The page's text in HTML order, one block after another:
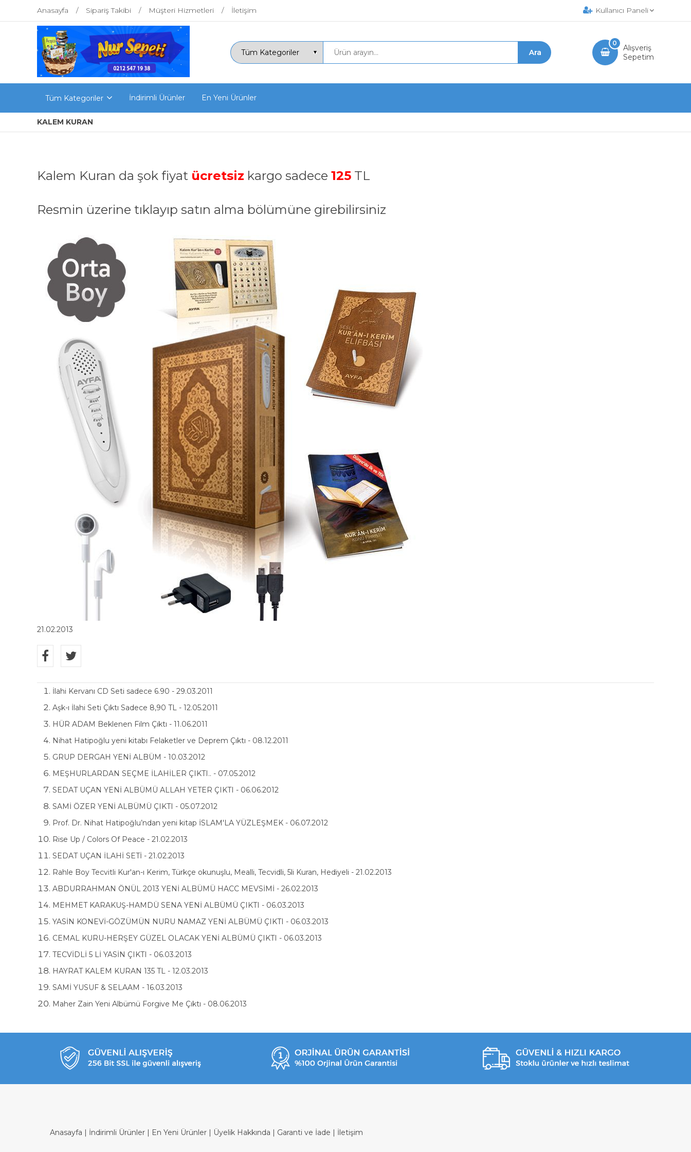
Anasayfa Sipariş Takibi Müşteri Hizmetleri İletişim Kullanıcı Paneli
Alışveriş
Sepetim
0
Tüm Kategoriler İndirimli Ürünler En Yeni Ürünler
KALEM KURAN
Kalem Kuran da şok fiyat ücretsiz kargo sadece 125 TL
Resmin üzerine tıklayıp satın alma bölümüne girebilirsiniz
21.02.2013
İlahi Kervanı CD Seti sadece 6.90 - 29.03.2011
Aşk-ı İlahi Seti Çıktı Sadece 8,90 TL - 12.05.2011
HÜR ADAM Beklenen Film Çıktı - 11.06.2011
Nihat Hatipoğlu yeni kitabı Felaketler ve Deprem Çıktı - 08.12.2011
GRUP DERGAH YENİ ALBÜM - 10.03.2012
MEŞHURLARDAN SEÇME İLAHİLER ÇIKTI.. - 07.05.2012
SEDAT UÇAN YENİ ALBÜMÜ ALLAH YETER ÇIKTI - 06.06.2012
SAMİ ÖZER YENİ ALBÜMÜ ÇIKTI - 05.07.2012
Prof. Dr. Nihat Hatipoğlu’ndan yeni kitap İSLAM'LA YÜZLEŞMEK - 06.07.2012
Rise Up / Colors Of Peace - 21.02.2013
SEDAT UÇAN İLAHİ SETİ - 21.02.2013
Rahle Boy Tecvitli Kur'an-ı Kerim, Türkçe okunuşlu, Mealli, Tecvidli, 5li Kuran, Hediyeli - 21.02.2013
ABDURRAHMAN ÖNÜL 2013 YENİ ALBÜMÜ HACC MEVSİMİ - 26.02.2013
MEHMET KARAKUŞ-HAMDÜ SENA YENİ ALBÜMÜ ÇIKTI - 06.03.2013
YASİN KONEVİ-GÖZÜMÜN NURU NAMAZ YENİ ALBÜMÜ ÇIKTI - 06.03.2013
CEMAL KURU-HERŞEY GÜZEL OLACAK YENİ ALBÜMÜ ÇIKTI - 06.03.2013
TECVİDLİ 5 Lİ YASİN ÇIKTI - 06.03.2013
HAYRAT KALEM KURAN 135 TL - 12.03.2013
SAMİ YUSUF & SELAAM - 16.03.2013
Maher Zain Yeni Albümü Forgive Me Çıktı - 08.06.2013
Anasayfa | İndirimli Ürünler | En Yeni Ürünler | Üyelik Hakkında | Garanti ve İade | İletişim